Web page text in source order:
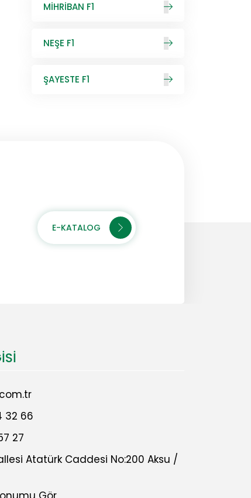
MİHRİBAN F1
NEŞE F1
ŞAYESTE F1
E-KATALOG
32 66
27
Atatürk Caddesi No:200 Aksu /